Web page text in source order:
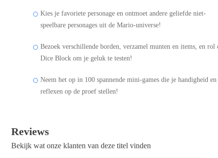
Kies je favoriete personage en ontmoet andere geliefde niet-
speelbare personages uit de Mario-universe!
Bezoek verschillende borden, verzamel munten en items, en rol
Dice Block om je geluk te testen!
Neem het op in 100 spannende mini-games die je handigheid en
reflexen op de proef stellen!
Reviews
Bekijk wat onze klanten van deze titel vinden